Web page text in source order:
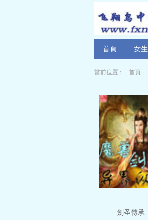
首頁 女生
當前位置： 首頁
劍圣傳承